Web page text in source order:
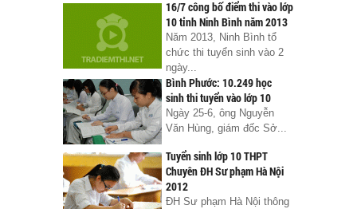
16/7 công bố điểm thi vào lớp
10 tỉnh Ninh Bình năm 2013
Năm 2013, Ninh Bình tổ
chức thi tuyển sinh vào 2
ngày...
Bình Phước: 10.249 học
sinh thi tuyển vào lớp 10
Ngày 25-6, ông Nguyễn
Văn Hùng, giám đốc Sở...
Tuyển sinh lớp 10 THPT
Chuyên ĐH Sư phạm Hà Nội
2012
ĐH Sư phạm Hà Nội thông